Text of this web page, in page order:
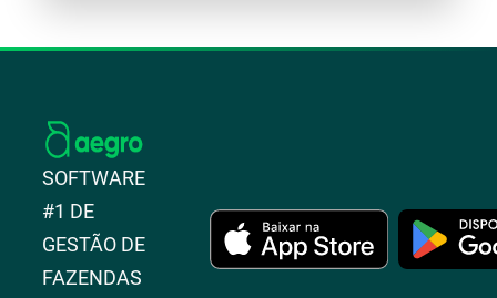
SOFTWARE
#1 DE
GESTÃO DE
FAZENDAS